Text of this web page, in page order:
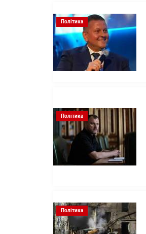
Політика
Політика
Політика